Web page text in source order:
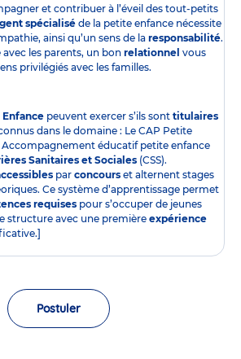
et contribuer à l’éveil des tout-petits
spécialiséde la petite enfance nécessite
ainsi qu’un sens de la responsabilité.
les parents, un bon relationnel vous
privilégiés avec les familles.
peuvent exercer s’ils sont titulaires
dans le domaine : Le CAP Petite
Accompagnement éducatif petite enfance
Sanitaires et Sociales (CSS).
par concours et alternent stages
Ce système d’apprentissage permet
requises pour s’occuper de jeunes
structure avec une première expérience
Postuler